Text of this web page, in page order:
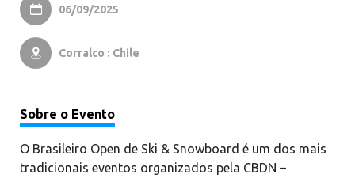
 06/09/2025
 Corralco : Chile
Sobre o Evento
O Brasileiro Open de Ski & Snowboard é um dos mais
tradicionais eventos organizados pela CBDN –